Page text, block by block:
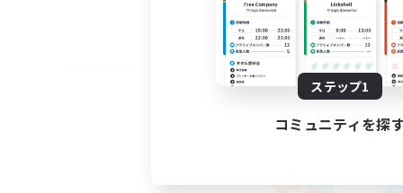
ステップ1
コミュニティを探